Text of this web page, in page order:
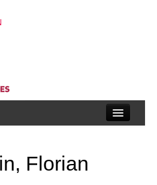
des connaissances
Florian